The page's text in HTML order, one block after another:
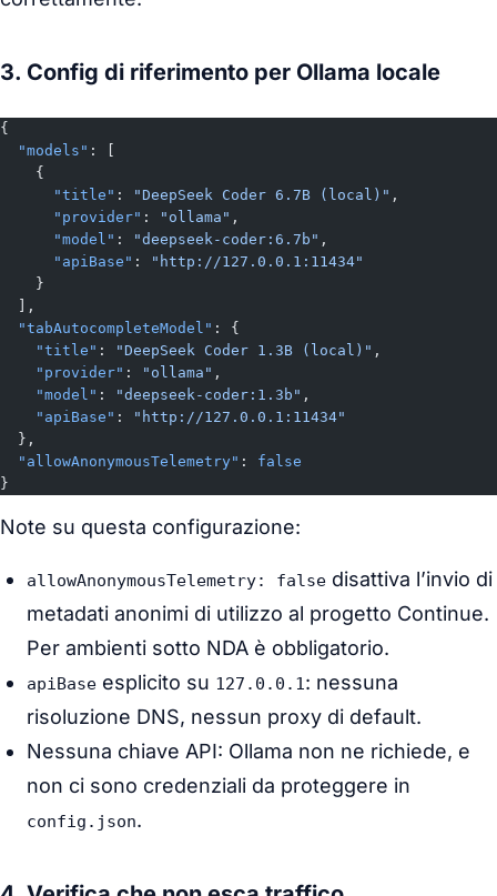
3. Config di riferimento per Ollama locale
{
  "models"
: [
    {
      "title"
: "DeepSeek Coder 6.7B (local)" ,
      "provider"
: "ollama" ,
      "model"
: "deepseek-coder:6.7b" ,
      "apiBase"
:
"http://127.0.0.1:11434"
    }
  ],
  "tabAutocompleteModel"
: {
    "title"
: "DeepSeek Coder 1.3B (local)" ,
    "provider"
: "ollama" ,
    "model"
: "deepseek-coder:1.3b" ,
    "apiBase"
:
"http://127.0.0.1:11434"
  },
  "allowAnonymousTelemetry"
: false
}
Note su questa configurazione:
allowAnonymousTelemetry: false disattiva l’invio di
metadati anonimi di utilizzo al progetto Continue.
Per ambienti sotto NDA è obbligatorio.
apiBase esplicito su 127.0.0.1 : nessuna
risoluzione DNS, nessun proxy di default.
Nessuna chiave API: Ollama non ne richiede, e
non ci sono credenziali da proteggere in
config.json.